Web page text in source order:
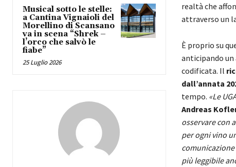
Musical sotto le stelle:
a Cantina Vignaioli del
Morellino di Scansano
va in scena “Shrek –
l’orco che salvò le
fiabe”
25 Luglio 2026
realtà che
attraverso un
È proprio su
anticipando un
codificata. Il
dall’annata
tempo. «Le
Andreas
osservare con
per ogni vino
più leggibile